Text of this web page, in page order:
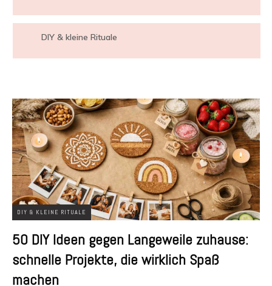
DIY & KLEINE RITUALE
50 DIY Ideen gegen Langeweile zuhause:
schnelle Projekte, die wirklich Spaß
machen
DIY & kleine Rituale